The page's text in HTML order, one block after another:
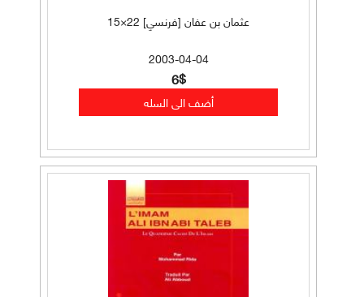
عثمان بن عفان [فرنسي] 22×15
2003-04-04
6$